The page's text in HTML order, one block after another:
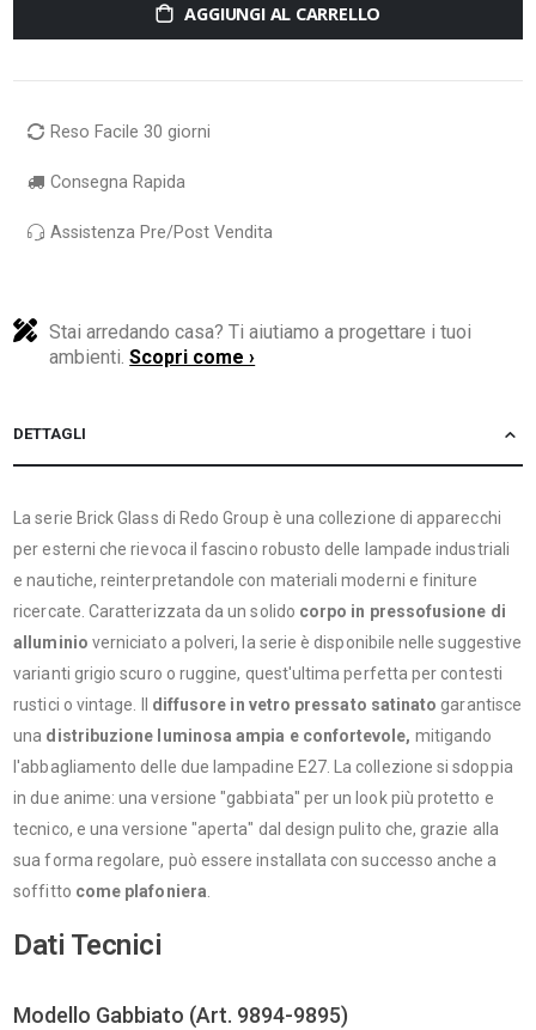
AGGIUNGI AL CARRELLO
Reso Facile 30 giorni
Consegna Rapida
Assistenza Pre/Post Vendita
Stai arredando casa? Ti aiutiamo a progettare i tuoi
ambienti.Scopri come ›
DETTAGLI
La serie Brick Glass di Redo Group è una collezione di apparecchi
per esterni che rievoca il fascino robusto delle lampade industriali
e nautiche, reinterpretandole con materiali moderni e finiture
ricercate. Caratterizzata da un solido corpo in pressofusione di
alluminio verniciato a polveri, la serie è disponibile nelle suggestive
varianti grigio scuro o ruggine, quest'ultima perfetta per contesti
rustici o vintage. Il diffusore in vetro pressato satinato garantisce
una distribuzione luminosa ampia e confortevole, mitigando
l'abbagliamento delle due lampadine E27. La collezione si sdoppia
in due anime: una versione "gabbiata" per un look più protetto e
tecnico, e una versione "aperta" dal design pulito che, grazie alla
sua forma regolare, può essere installata con successo anche a
soffitto come plafoniera
Dati Tecnici
Modello Gabbiato (Art. 9894-9895)